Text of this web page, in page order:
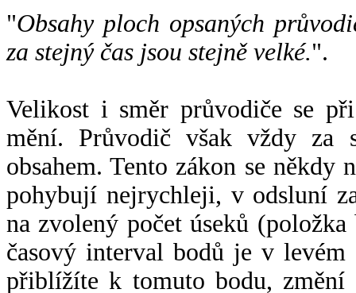
"Obsahy ploch opsaných
za stejný čas jsou stejně velké.".
Velikost i směr průvodiče se
mění. Průvodič však vždy za
obsahem. Tento zákon se někdy
pohybují nejrychleji, v odsluní
na zvolený počet úseků
časový interval bodů je v
přiblížíte k tomuto bodu,